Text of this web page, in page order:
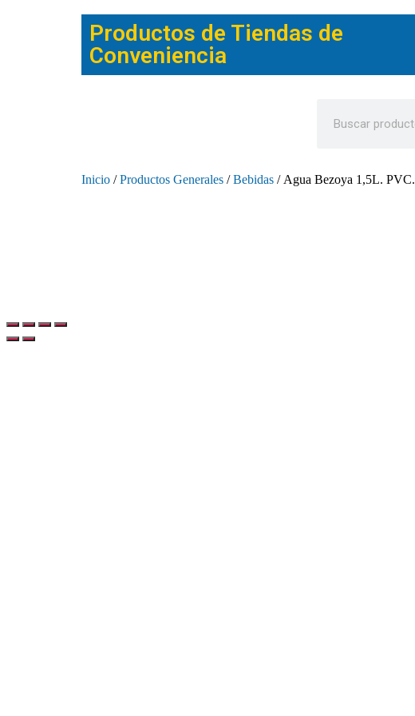
Productos de Tiendas de
Conveniencia
Inicio /Productos Generales /Bebidas / Agua Bezoya 1,5L. PVC.